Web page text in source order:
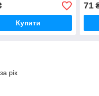
Купити
71
рік